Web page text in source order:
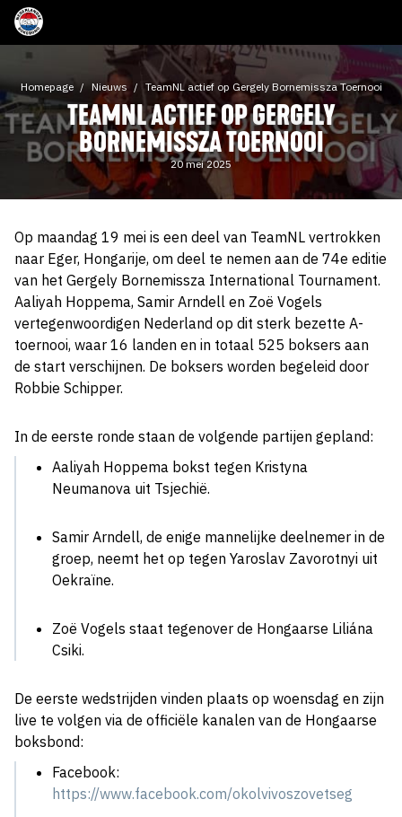
Homepage Nieuws TeamNL actief op Gergely Bornemissza Toernooi
TEAMNL ACTIEF OP GERGELY
BORNEMISSZA TOERNOOI
20 mei 2025
Op maandag 19 mei is een deel van TeamNL vertrokken
naar Eger, Hongarije, om deel te nemen aan de 74e editie
van het Gergely Bornemissza International Tournament.
Aaliyah Hoppema, Samir Arndell en Zoë Vogels
vertegenwoordigen Nederland op dit sterk bezette A-
toernooi, waar 16 landen en in totaal 525 boksers aan
de start verschijnen. De boksers worden begeleid door
Robbie Schipper.
In de eerste ronde staan de volgende partijen gepland:
Aaliyah Hoppema bokst tegen Kristyna
Neumanova uit Tsjechië.
Samir Arndell, de enige mannelijke deelnemer in de
groep, neemt het op tegen Yaroslav Zavorotnyi uit
Oekraïne.
Zoë Vogels staat tegenover de Hongaarse Liliána
Csiki.
De eerste wedstrijden vinden plaats op woensdag en zijn
live te volgen via de officiële kanalen van de Hongaarse
boksbond:
Facebook:
https://www.facebook.com/okolvivoszovetseg